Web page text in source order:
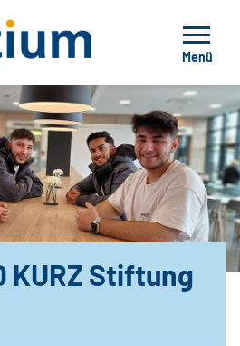
Menü
KURZ Stiftung